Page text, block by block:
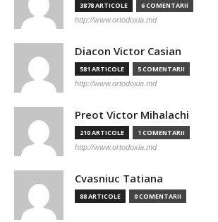
3878 ARTICOLE 6 COMENTARII
http://www.ortodoxia.md
Diacon Victor Casian
581 ARTICOLE 5 COMENTARII
http://www.ortodoxia.md
Preot Victor Mihalachi
210 ARTICOLE 1 COMENTARII
http://www.ortodoxia.md
Cvasniuc Tatiana
88 ARTICOLE 0 COMENTARII